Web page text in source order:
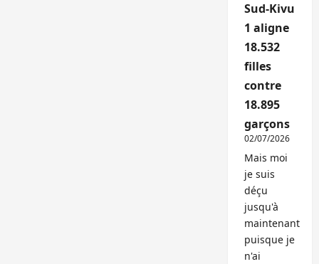
Sud-Kivu
1 aligne
18.532
filles
contre
18.895
garçons
02/07/2026
Mais moi
je suis
déçu
jusqu'à
maintenant
puisque je
n'ai